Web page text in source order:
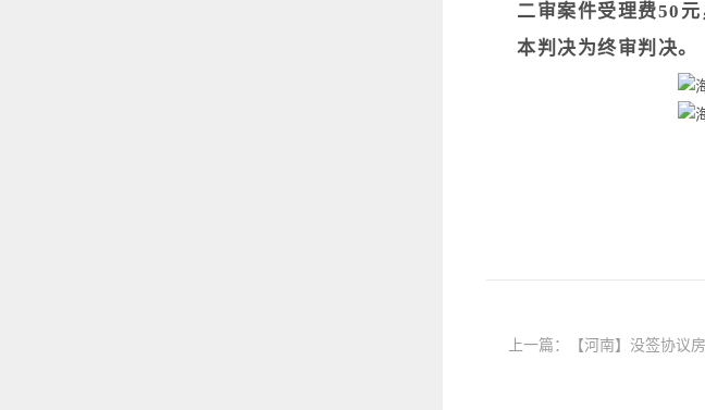
二审案件受理费50
本判决为终审判决。
上一篇：
【河南】没签协议